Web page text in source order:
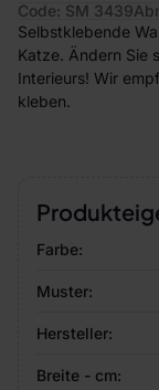
Code: SM 3439
Selbstklebende
Katze. Ändern Sie
Interieurs! Wir
kleben.
Farbe:
Muster:
Hersteller:
Breite - cm: